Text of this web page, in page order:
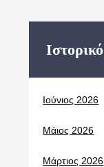
Ιστορικό
Ιούνιος 2026
Μάιος 2026
Μάρτιος 2026